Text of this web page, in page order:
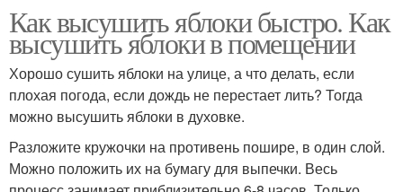
Как высушить яблоки быстро. Как
высушить яблоки в помещении
Хорошо сушить яблоки на улице, а что делать, если
плохая погода, если дождь не перестает лить? Тогда
можно высушить яблоки в духовке.
Разложите кружочки на противень пошире, в один слой.
Можно положить их на бумагу для выпечки. Весь